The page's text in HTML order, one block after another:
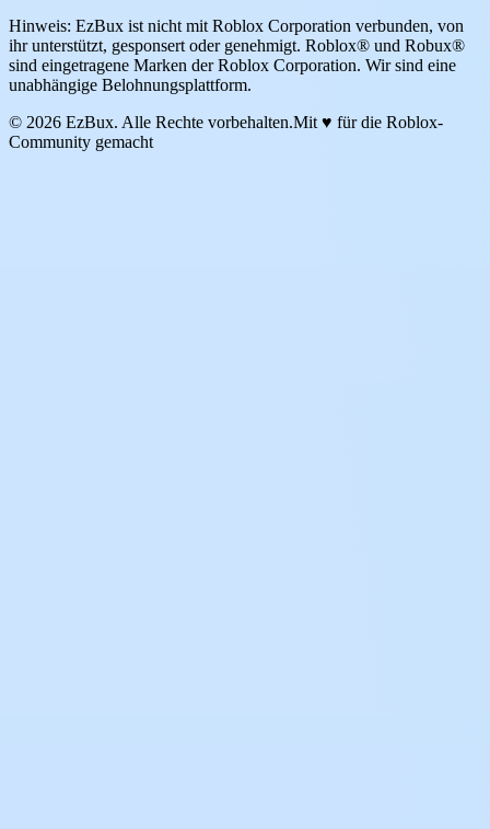
Hinweis: EzBux ist nicht mit Roblox Corporation verbunden, von
ihr unterstützt, gesponsert oder genehmigt. Roblox® und Robux®
sind eingetragene Marken der Roblox Corporation. Wir sind eine
unabhängige Belohnungsplattform.
© 2026 EzBux. Alle Rechte vorbehalten.Mit ♥ für die Roblox-
Community gemacht